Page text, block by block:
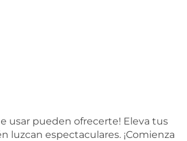
usar pueden ofrecerte! Eleva tus
luzcan espectaculares. ¡Comienza